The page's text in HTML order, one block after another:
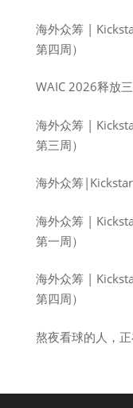
海外众筹 |
第四周）
WAIC 2026释放
海外众筹 |
第三周）
海外众筹
海外众筹 |
第一周）
海外众筹 |
第四周）
熬夜看球的人，